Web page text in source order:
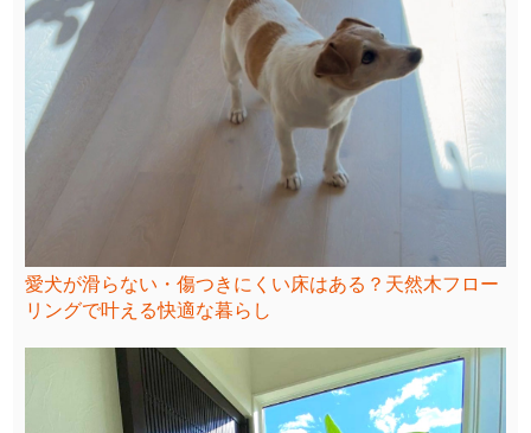
愛犬が滑らない・傷つきにくい床はある？天然木フロー
リングで叶える快適な暮らし